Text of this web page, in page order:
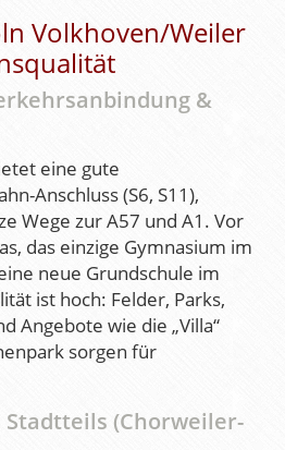
Volkhoven/Weiler
&
eine gute
Anschluss (S6, S11),
Wege zur A57 und A1. Vor
das einzige Gymnasium im
neue Grundschule im
ist hoch: Felder, Parks,
Angebote wie die „Villa“
sorgen für
Stadtteils (Chorweiler-